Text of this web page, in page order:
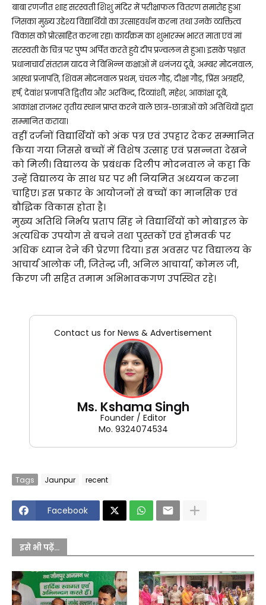
बाबा रणजीत शाह सरस्वती शिशु मंदिर में परीक्षाफल वितरण समारोह हुआ
जिसका मुख्य उद्देश्य विद्यार्थियों का उत्साहवर्धन करना तथा उनके व्यक्तित्व
विकास को प्रोत्साहित करना रहा। कार्यक्रम का शुभारम्भ भारत माता एवं मां
सरस्वती के चित्र पर पुष्प अर्पित करते हुये दीप प्रज्वलन से हुआ। इसके पश्चात
प्रधानाचार्य संतराम यादव ने विभिन्न कक्षाओं में धनंजय दूबे, अम्बर मोदनवाल,
आस्था प्रजापति, शिवम मोदनवाल प्रथम, चंचल गौड़, दीक्षा गौड़, प्रिंस अग्रहरि,
हर्ष, देवांश प्रजापति द्वितीय और अरविन्द, दिव्यांशी, महेश, आकांक्षा दूबे,
आकांक्षा राजभर तृतीय स्थान प्राप्त करने वाले छात्र-छात्राओं को अतिथियों द्वारा
सम्मानित कराया।
वहीं दर्जनों विद्यार्थियों को अंक पत्र एवं उपहार देकर सम्मानित
किया गया जिससे बच्चों में विशेष उत्साह एवं प्रसन्नता देखने
को मिली। विद्यालय के प्रबंधक दिलीप मोदनवाल ने कहा कि
उन्हें विद्यालय के साथ घर पर भी नियमित अध्ययन करना
चाहिए। इस प्रकार के आयोजनों से बच्चों का मानसिक एवं
बौद्धिक विकास होता है।
मुख्य अतिथि निर्भय प्रताप सिंह ने विद्यार्थियों को मोबाइल के
अत्यधिक उपयोग से बचने तथा पुस्तकों एवं होमवर्क पर
अधिक ध्यान देने की प्रेरणा दिया। इस अवसर पर विद्यालय के
आचार्य आलोक जी, जितेन्द्र जी, अनिल आचार्या, कोमल जी,
किरण जी सहित तमाम अभिभावकगण उपस्थित रहे।
Contact us for News & Advertisement
Ms. Kshama Singh
Founder / Editor
Mo. 9324074534
Tags Jaunpur recent
Facebook
इसे भी पढ़ें...